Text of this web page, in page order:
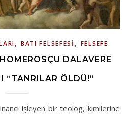
, BATI FELSEFESI , FELSEFE
DALAVERE
“TANRILAR ÖLDÜ!”